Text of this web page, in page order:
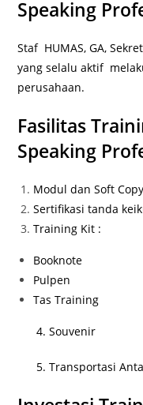
Speaking
Staf HUMAS, GA,
yang selalu aktif
perusahaan.
Fasilitas
Speaking
Modul dan Soft
Sertifikasi tanda
Training Kit :
Booknote
Pulpen
Tas Training
4. Souvenir
5. Transportasi